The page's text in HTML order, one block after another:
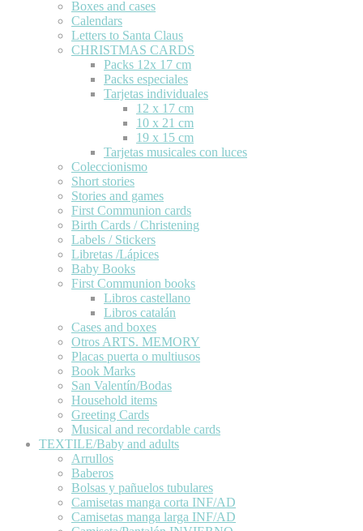
Boxes and cases
Calendars
Letters to Santa Claus
CHRISTMAS CARDS
Packs 12x 17 cm
Packs especiales
Tarjetas individuales
12 x 17 cm
10 x 21 cm
19 x 15 cm
Tarjetas musicales con luces
Coleccionismo
Short stories
Stories and games
First Communion cards
Birth Cards / Christening
Labels / Stickers
Libretas /Lápices
Baby Books
First Communion books
Libros castellano
Libros catalán
Cases and boxes
Otros ARTS. MEMORY
Placas puerta o multiusos
Book Marks
San Valentín/Bodas
Household items
Greeting Cards
Musical and recordable cards
TEXTILE/Baby and adults
Arrullos
Baberos
Bolsas y pañuelos tubulares
Camisetas manga corta INF/AD
Camisetas manga larga INF/AD